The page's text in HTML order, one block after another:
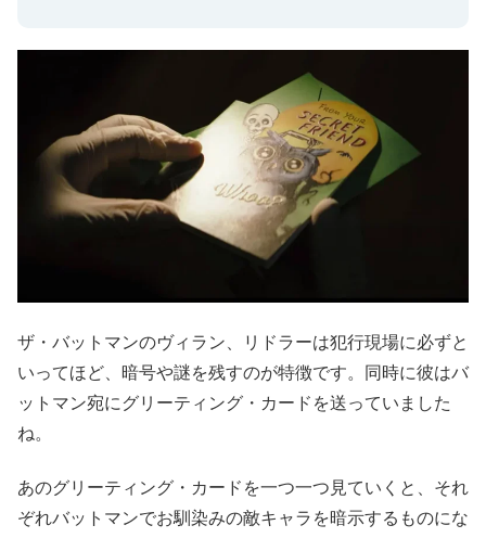
ザ・バットマンのヴィラン、リドラーは犯行現場に必ずと
いってほど、暗号や謎を残すのが特徴です。同時に彼はバ
ットマン宛にグリーティング・カードを送っていました
ね。
あのグリーティング・カードを一つ一つ見ていくと、それ
ぞれバットマンでお馴染みの敵キャラを暗示するものにな